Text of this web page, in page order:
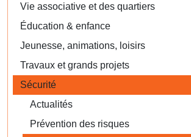
Vie associative et des quartiers
Éducation & enfance
Jeunesse, animations, loisirs
Travaux et grands projets
Sécurité
Actualités
Prévention des risques